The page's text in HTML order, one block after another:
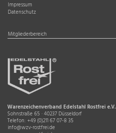
Impressum
Datenschutz
Mitgliederbereich
Warenzeichenverband Edelstahl Rostfrei e.V.
Sohnstraße 65 · 40237 Düsseldorf
Telefon: +49 (0)211 67 07-8 35
info@wzv-rostfrei.de